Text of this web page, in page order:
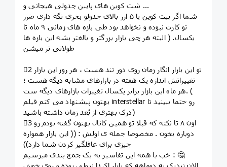
شت کوین های پایین جدولی هیجانی و ...
شما اگر بیت کوین یا ۵ ارز بالای جدولو بخری نگه داری ضرر
تو کارت نبوده و نخواهد بود طی بازه های زمانی ۹ ماه تا
یکسال. ( البته هر چی بازار بزرگتر و بالغتر بشه این بازه ها
طولانی تر میشن
2⃣ تو این بازار انگار زمان روی دور تند هست ، هر روز این بازار
تغییراتش اندازه یک هفته در بازارهای مشابه دیگه هست ؛
هر ماه این بازار برابر یکسال تغییرات بازارهای دیگه ست. (
بهتون‌ پیشنهاد می‌ کنم فیلم interstellar رو حتما ببینید تا
درک بهتری از بُعد زمان داشته باشید)
3⃣ اون ۸ تا نکته که قبلا تو همین کانال بهتون گفته بودم رو
دوباره بخون . مخصوصا جمله ی اولش : (( این بازار همواره
چیزی برای غافلگیر کردن شما دارد))
خب با همه این تفاسیر به یک جمع بندی میرسیم : 🤔
الان نزدیک به دوماهه که بازار اکیدا نزولی بوده و روی خوش